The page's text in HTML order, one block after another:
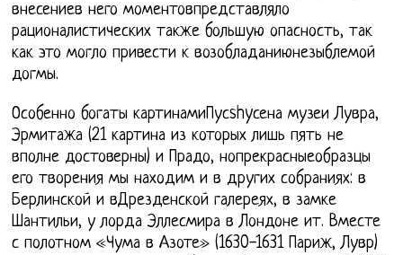
внесениев него моментовпредставляло
рационалистических также большую опасность, так
как это могло привести к возобладаниюнезыблемой
догмы.
Особенно богаты картинамиПусshyсена музеи Лувра,
Эрмитажа (21 картина из которых лишь пять не
вполне достоверны) и Прадо, нопрекрасныеобразцы
его творения мы находим и в других собраниях: в
Берлинской и вДрезденской галереях, в замке
Шантильи, у лорда Эллесмира в Лондоне ит. Вместе
с полотном «Чума в Азоте» (1630-1631 Париж, Лувр)